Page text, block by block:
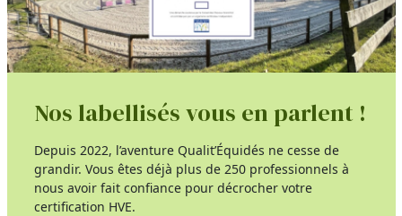
Nos labellisés vous en parlent !
Depuis 2022, l’aventure Qualit’Équidés ne cesse de
grandir. Vous êtes déjà plus de 250 professionnels à
nous avoir fait confiance pour décrocher votre
certification HVE.